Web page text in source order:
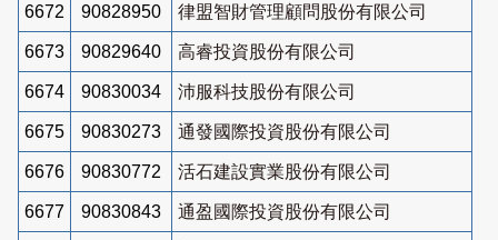
6672 90828950 律盟智財管理顧問股份有限公司
6673 90829640 高睿投資股份有限公司
6674 90830034 沛服科技股份有限公司
6675 90830273 通發國際投資股份有限公司
6676 90830772 活石建設實業股份有限公司
6677 90830843 通盈國際投資股份有限公司